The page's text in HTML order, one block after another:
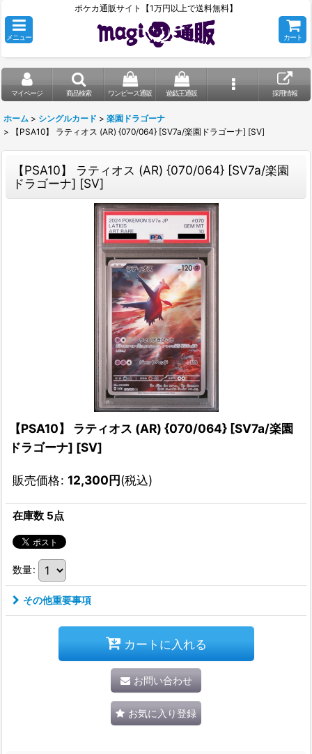
ポケカ通販サイト【1万円以上で送料無料】
メニュー カート
マイページ 商品検索 ワンピース通販 遊戯王通販 採用情報
ホーム > シングルカード > 楽園ドラゴーナ
>
【PSA10】 ラティオス (AR) {070/064} [SV7a/楽園ドラゴーナ] [SV]
【PSA10】 ラティオス (AR) {070/064} [SV7a/楽園
ドラゴーナ] [SV]
【PSA10】 ラティオス (AR) {070/064} [SV7a/楽園
ドラゴーナ] [SV]
販売価格: 12,300円(税込)
在庫数 5点
数量:
その他重要事項
カートに入れる
お問い合わせ
お気に入り登録